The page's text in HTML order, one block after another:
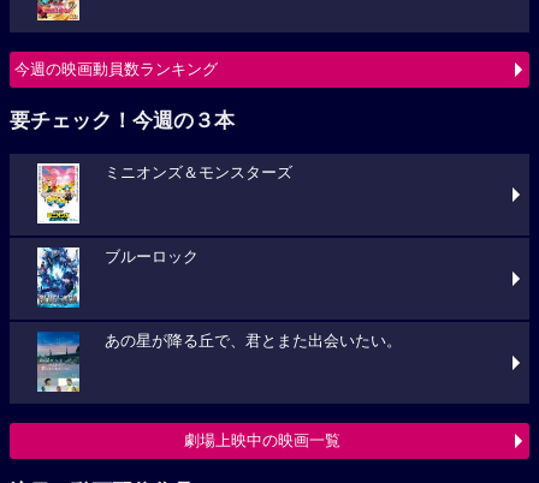
今週の映画動員数ランキング
要チェック！今週の３本
ミニオンズ＆モンスターズ
ブルーロック
あの星が降る丘で、君とまた出会いたい。
劇場上映中の映画一覧